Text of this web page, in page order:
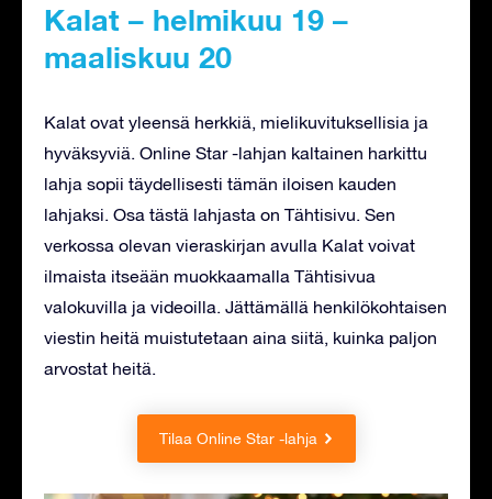
Kalat – helmikuu 19 –
maaliskuu 20
Kalat ovat yleensä herkkiä, mielikuvituksellisia ja
hyväksyviä. Online Star -lahjan kaltainen harkittu
lahja sopii täydellisesti tämän iloisen kauden
lahjaksi. Osa tästä lahjasta on Tähtisivu. Sen
verkossa olevan vieraskirjan avulla Kalat voivat
ilmaista itseään muokkaamalla Tähtisivua
valokuvilla ja videoilla. Jättämällä henkilökohtaisen
viestin heitä muistutetaan aina siitä, kuinka paljon
arvostat heitä.
Tilaa Online Star -lahja